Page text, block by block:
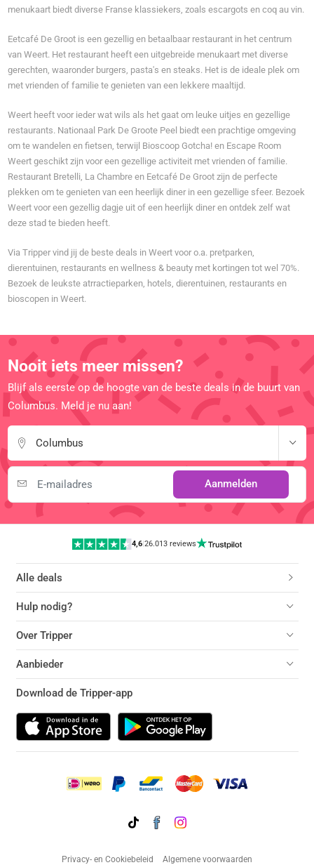
menukaart biedt diverse Franse klassiekers, zoals escargots en coq au vin.
Eetcafé De Groot is een gezellig en betaalbaar restaurant in het centrum
van Weert. Het restaurant heeft een uitgebreide menukaart met diverse
gerechten, waaronder burgers, pasta's en steaks. Het is de ideale plek om
met vrienden of familie te genieten van een lekkere maaltijd.
Weert heeft voor ieder wat wils als het gaat om leuke uitjes en gezellige
restaurants. Nationaal Park De Groote Peel biedt een prachtige omgeving
om te wandelen en fietsen, terwijl Bioscoop Gotcha! en Escape Room
Weert geschikt zijn voor een gezellige activiteit met vrienden of familie.
Restaurant Bretelli, La Chambre en Eetcafé De Groot zijn de perfecte
plekken om te genieten van een heerlijk diner in een gezellige sfeer. Bezoek
Weert voor een gezellig dagje uit of een heerlijk diner en ontdek zelf wat
deze stad te bieden heeft.
Via Tripper vind jij de beste deals in Weert voor o.a. pretparken,
dierentuinen, restaurants en wellness & beauty met kortingen tot wel 70%.
Bezoek de leukste atrractieparken, hotels, dierentuinen, restaurants en
bioscopen in Weert.
Nooit iets meer missen?
Blijf als eerste op de hoogte van de beste deals in de buurt van
Columbus. Meld je nu aan!
Columbus
Aanmelden
4,6 |26.013 reviews
Alle deals
Hulp nodig?
Over Tripper
Aanbieder
Download de Tripper-app
Privacy- en Cookiebeleid Algemene voorwaarden